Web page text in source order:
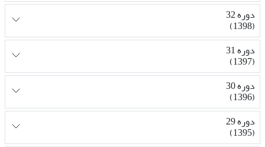
دوره 32
(1398)
دوره 31
(1397)
دوره 30
(1396)
دوره 29
(1395)